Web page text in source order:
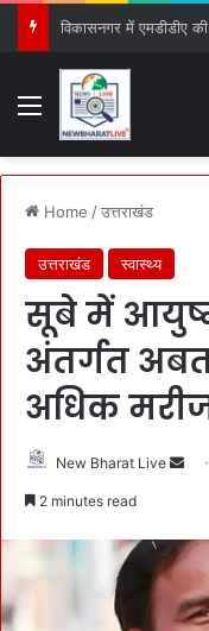
Menu
Home /उत्तराखंड
उत्तराखंड स्वास्थ्य
सूबे में
अंतर्गत
अधिक
New Bharat Live
d
n
2 minutes read